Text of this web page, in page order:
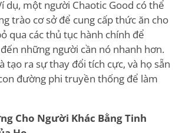
dụ, một người Chaotic Good có thể
trào cơ sở để cung cấp thức ăn cho
qua các thủ tục hành chính để
những người cần nó nhanh hơn.
tạo ra sự thay đổi tích cực, và họ sẵn
đường phi truyền thống để làm
Cho Người Khác Bằng Tinh